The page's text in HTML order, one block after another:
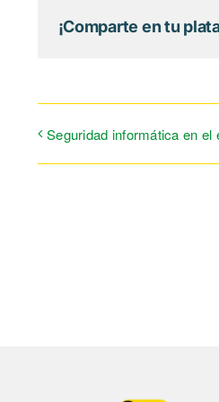
¡Comparte en tu
Seguridad informática en el